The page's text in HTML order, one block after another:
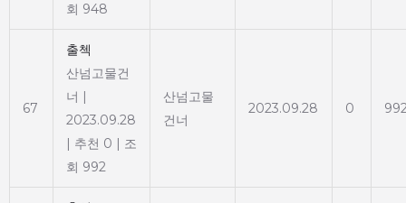
회 948
67
출첵
산넘고물건
너 |
2023.09.28
| 추천 0 | 조
회 992
산넘고물
건너
2023.09.28 0